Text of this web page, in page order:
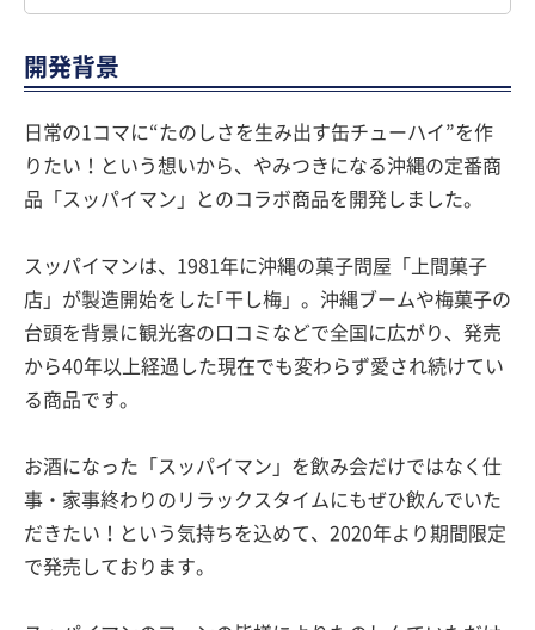
開発背景
日常の1コマに“たのしさを生み出す缶チューハイ”を作
りたい！という想いから、やみつきになる沖縄の定番商
品「スッパイマン」とのコラボ商品を開発しました。
スッパイマンは、1981年に沖縄の菓子問屋「上間菓子
店」が製造開始をした｢干し梅」。沖縄ブームや梅菓子の
台頭を背景に観光客の口コミなどで全国に広がり、発売
から40年以上経過した現在でも変わらず愛され続けてい
る商品です。
お酒になった「スッパイマン」を飲み会だけではなく仕
事・家事終わりのリラックスタイムにもぜひ飲んでいた
だきたい！という気持ちを込めて、2020年より期間限定
で発売しております。